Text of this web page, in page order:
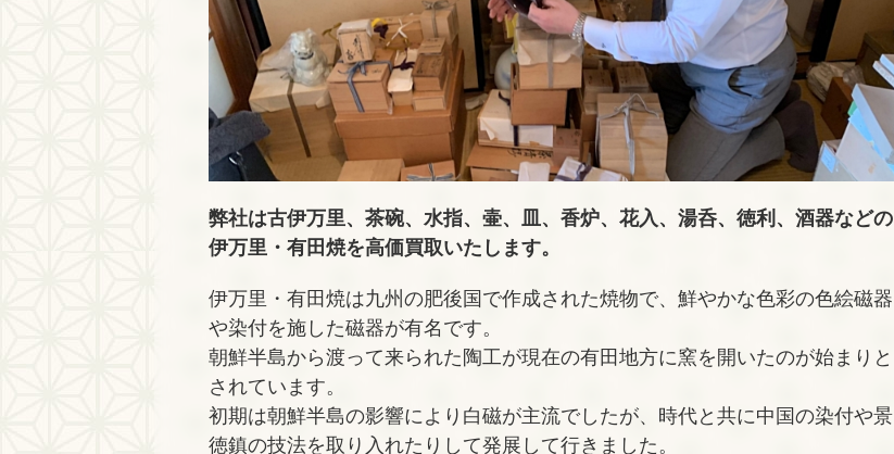
弊社は古伊万里、茶碗、水指、壷、皿、香炉、花入、湯呑、徳利、酒器などの
伊万里・有田焼を高価買取いたします。
伊万里・有田焼は九州の肥後国で作成された焼物で、鮮やかな色彩の色絵磁器
や染付を施した磁器が有名です。
朝鮮半島から渡って来られた陶工が現在の有田地方に窯を開いたのが始まりと
されています。
初期は朝鮮半島の影響により白磁が主流でしたが、時代と共に中国の染付や景
徳鎮の技法を取り入れたりして発展して行きました。